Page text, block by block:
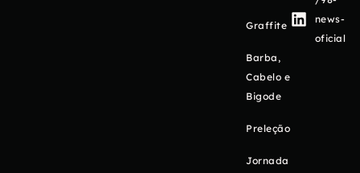
Graffite
Barba,
Cabelo e
Bigode
Preleção
Jornada
news-
oficial